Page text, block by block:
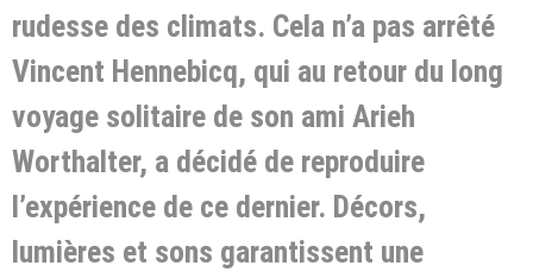
rudesse des climats. Cela n’a pas arrêté
Vincent Hennebicq, qui au retour du long
voyage solitaire de son ami Arieh
Worthalter, a décidé de reproduire
l’expérience de ce dernier. Décors,
lumières et sons garantissent une